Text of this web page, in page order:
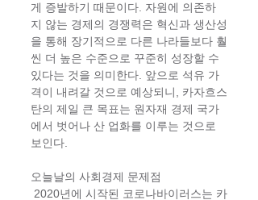
게 증발하기 때문이다. 자원에 의존하
지 않는 경제의 경쟁력은 혁신과 생산성
을 통해 장기적으로 다른 나라들보다 훨
씬 더 높은 수준으로 꾸준히 성장할 수
있다는 것을 의미한다. 앞으로 석유 가
격이 내려갈 것으로 예상되니, 카자흐스
탄의 제일 큰 목표는 원자재 경제 국가
에서 벗어나 산 업화를 이루는 것으로
보인다.
오늘날의 사회경제 문제점